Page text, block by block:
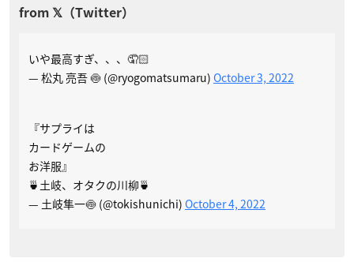
いや最高すぎ、、、🤦🏻
— 松丸 亮吾 🍥 (@ryogomatsumaru) October 3, 2022
『サプライは
カードゲームの
お洋服』
🍵土岐、オタクの川柳🍵
— 土岐隼一🍥 (@tokishunichi) October 4, 2022